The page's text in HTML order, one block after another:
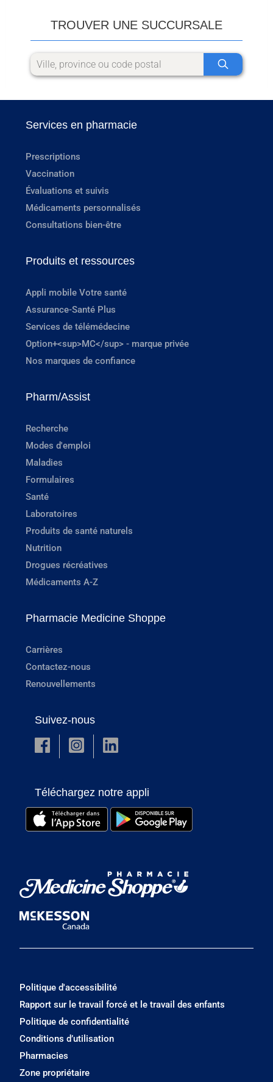
TROUVER UNE SUCCURSALE
Services en pharmacie
Prescriptions
Vaccination
Évaluations et suivis
Médicaments personnalisés
Consultations bien-être
Produits et ressources
Appli mobile Votre santé
Assurance-Santé Plus
Services de télémédecine
Option+<sup>MC</sup> - marque privée
Nos marques de confiance
Pharm/Assist
Recherche
Modes d'emploi
Maladies
Formulaires
Santé
Laboratoires
Produits de santé naturels
Nutrition
Drogues récréatives
Médicaments A-Z
Pharmacie Medicine Shoppe
Carrières
Contactez-nous
Renouvellements
Suivez-nous
Téléchargez notre appli
Politique d'accessibilité
Rapport sur le travail forcé et le travail des enfants
Politique de confidentialité
Conditions d’utilisation
Pharmacies
Zone propriétaire